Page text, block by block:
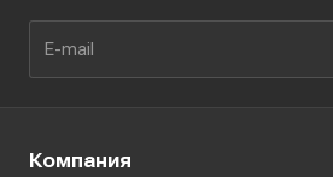
Компания